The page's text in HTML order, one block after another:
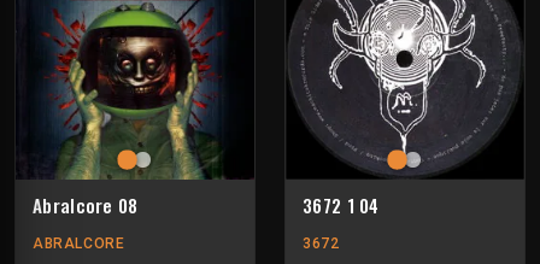
Abralcore 08
ABRALCORE
3672 1 04
3672